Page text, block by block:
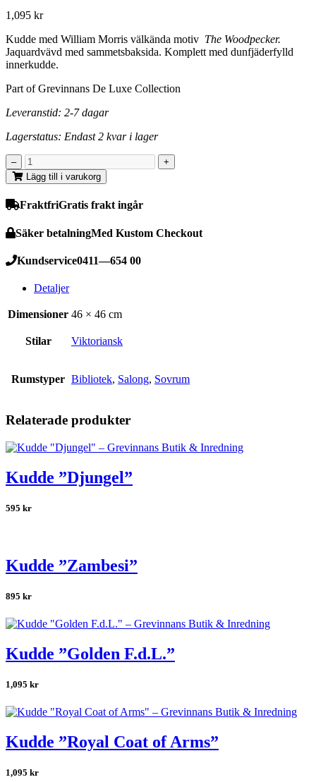
1,095 kr
Kudde med William Morris välkända motiv The Woodpecker.
Jaquardvävd med sammetsbaksida. Komplett med dunfjäderfylld
innerkudde.
Part of Grevinnans De Luxe Collection
Leveranstid: 2-7 dagar
Lagerstatus: Endast 2 kvar i lager
Lägg till i varukorg
FraktfriGratis frakt ingår
Säker betalningMed Kustom Checkout
Kundservice0411—654 00
Detaljer
Dimensioner 46 × 46 cm
Stilar Viktoriansk
Rumstyper Bibliotek, Salong, Sovrum
Relaterade produkter
Kudde ”Djungel”
595 kr
Kudde ”Zambesi”
895 kr
Kudde ”Golden F.d.L.”
1,095 kr
Kudde ”Royal Coat of Arms”
1,095 kr